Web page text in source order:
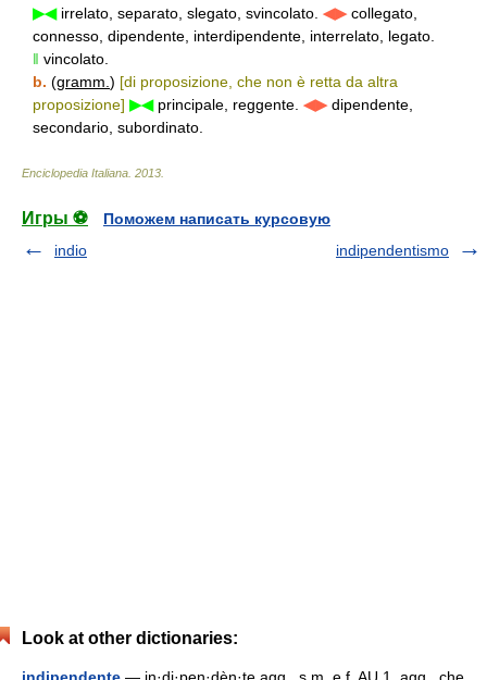
▶◀irrelato, separato, slegato, svincolato. ◀▶collegato,
connesso, dipendente, interdipendente, interrelato, legato.
‖ vincolato.
b. (gramm. ) [di proposizione, che non è retta da altra
proposizione] ▶◀principale, reggente. ◀▶dipendente,
secondario, subordinato.
Enciclopedia Italiana 2013
Игры ⚽
Поможем написать курсовую
indio
indipendentismo
Look at other dictionaries:
indipendente — in·di·pen·dèn·te agg., s.m. e f. AU 1. agg., che